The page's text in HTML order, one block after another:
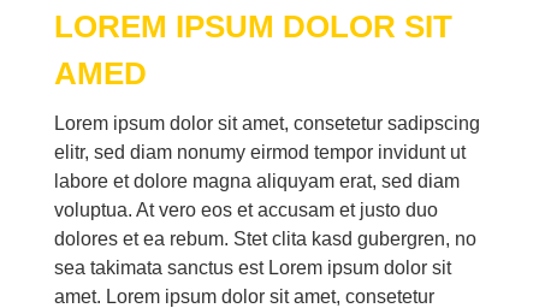
LO­REM IP­SUM DO­LOR SIT
AMED
Lo­rem ip­sum do­lor sit amet, con­sete­tur sa­dipscing
elitr, sed diam no­numy eirm­od tem­por in­vidunt ut
la­bo­re et do­lo­re ma­gna ali­quyam erat, sed diam
vo­lup­tua. At vero eos et ac­cu­sam et jus­to duo
do­lo­res et ea re­bum. Stet cli­ta kasd gu­ber­gren, no
sea ta­ki­ma­ta sanc­tus est Lo­rem ip­sum do­lor sit
amet. Lo­rem ip­sum do­lor sit amet, con­sete­tur